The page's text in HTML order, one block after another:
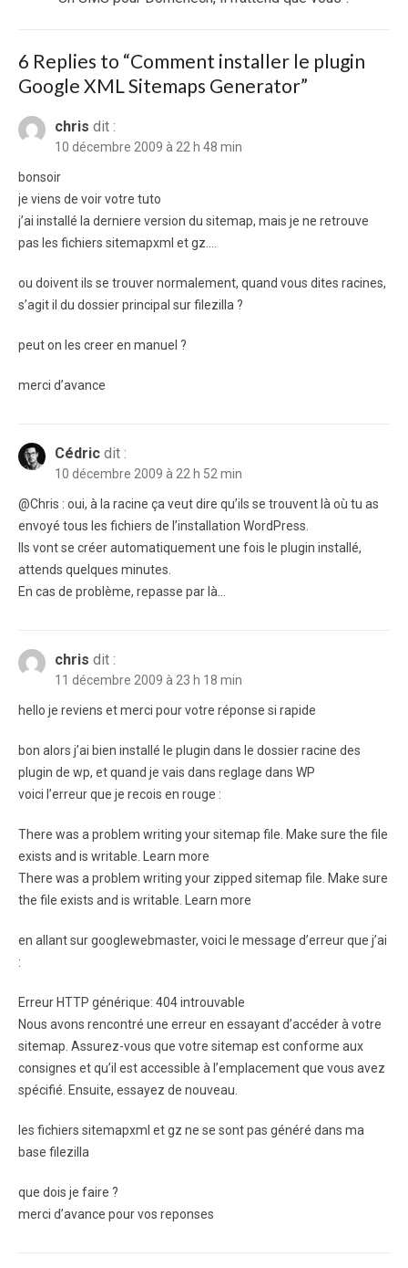
6 Replies to “Comment installer le plugin
Google XML Sitemaps Generator”
chris dit :
10 décembre 2009 à 22 h 48 min
bonsoir
je viens de voir votre tuto
j’ai installé la derniere version du sitemap, mais je ne retrouve
pas les fichiers sitemapxml et gz….
ou doivent ils se trouver normalement, quand vous dites racines,
s’agit il du dossier principal sur filezilla ?
peut on les creer en manuel ?
merci d’avance
Cédric dit :
10 décembre 2009 à 22 h 52 min
@Chris : oui, à la racine ça veut dire qu’ils se trouvent là où tu as
envoyé tous les fichiers de l’installation WordPress.
Ils vont se créer automatiquement une fois le plugin installé,
attends quelques minutes.
En cas de problème, repasse par là…
chris dit :
11 décembre 2009 à 23 h 18 min
hello je reviens et merci pour votre réponse si rapide
bon alors j’ai bien installé le plugin dans le dossier racine des
plugin de wp, et quand je vais dans reglage dans WP
voici l’erreur que je recois en rouge :
There was a problem writing your sitemap file. Make sure the file
exists and is writable. Learn more
There was a problem writing your zipped sitemap file. Make sure
the file exists and is writable. Learn more
en allant sur googlewebmaster, voici le message d’erreur que j’ai
:
Erreur HTTP générique: 404 introuvable
Nous avons rencontré une erreur en essayant d’accéder à votre
sitemap. Assurez-vous que votre sitemap est conforme aux
consignes et qu’il est accessible à l’emplacement que vous avez
spécifié. Ensuite, essayez de nouveau.
les fichiers sitemapxml et gz ne se sont pas généré dans ma
base filezilla
que dois je faire ?
merci d’avance pour vos reponses